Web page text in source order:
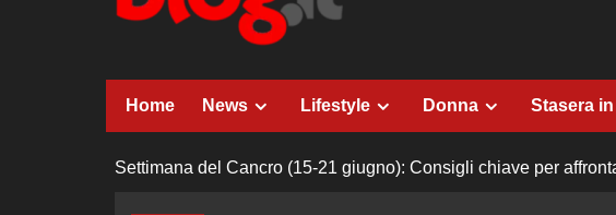
Home News Lifestyle Donna Stasera in
Settimana del Cancro (15-21 giugno): Consigli chiave per